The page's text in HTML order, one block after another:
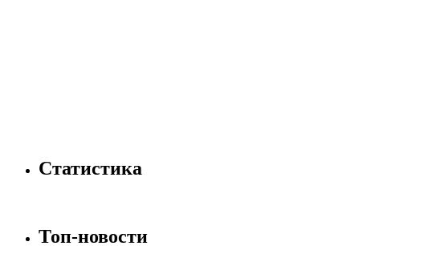
Статистика
Топ-новости